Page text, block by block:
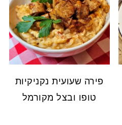
פירה שעועית נקניקיות
טופו ובצל מקורמל